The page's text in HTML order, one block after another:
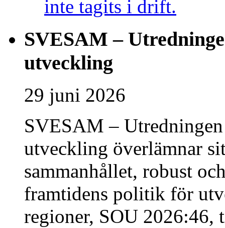
inte tagits i drift.
SVESAM –
utveckling
29 juni 2026
SVESAM –
utveckling överlämnar
sammanhållet, robust
framtidens politik för
regioner, SOU 2026:46,